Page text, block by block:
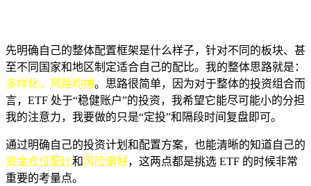
先明确自己的整体配置框架是什么样子，针对不同的板块、甚
至不同国家和地区制定适合自己的配比。我的整体思路就是：
多样化，风险均摊。思路很简单，因为对于整体的投资组合而
言，ETF 处于“稳健账户”的投资，我希望它能尽可能小的分担
我的注意力，我要做的只是“定投”和隔段时间复盘即可。
通过明确自己的投资计划和配置方案，也能清晰的知道自己的
资金仓位配比和风险偏好，这两点都是挑选 ETF 的时候非常
重要的考量点。